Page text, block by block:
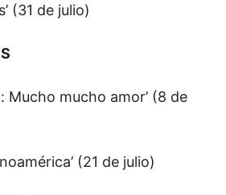
(31 de julio)
Mucho mucho amor’ (8 de
(21 de julio)